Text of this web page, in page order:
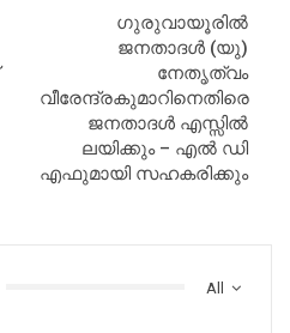
ഗുരുവായൂരില്‍
ജനതാദള്‍ (യു)
നേതൃത്വം
വീരേന്ദ്രകുമാറിനെതിരെ
ജനതാദള്‍ എസ്സില്‍
ലയിക്കും – എല്‍ ഡി
എഫുമായി സഹകരിക്കും
All